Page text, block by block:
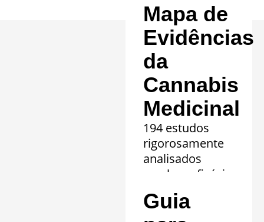
Mapa de
Evidências
da
Cannabis
Medicinal
194 estudos
rigorosamente
analisados
revelam eficácia
comprovada em
20 quadros
Guia